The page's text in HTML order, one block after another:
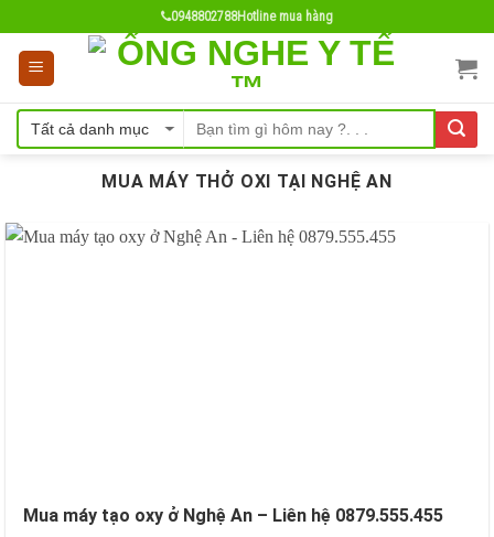
content
0948802788Hotline mua hàng
MUA MÁY THỞ OXI TẠI NGHỆ AN
Mua máy tạo oxy ở Nghệ An – Liên hệ 0879.555.455